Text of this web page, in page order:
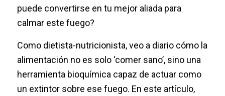
puede convertirse en tu mejor aliada para
calmar este fuego?
Como dietista-nutricionista, veo a diario cómo la
alimentación no es solo ‘comer sano’, sino una
herramienta bioquímica capaz de actuar como
un extintor sobre ese fuego. En este artículo,